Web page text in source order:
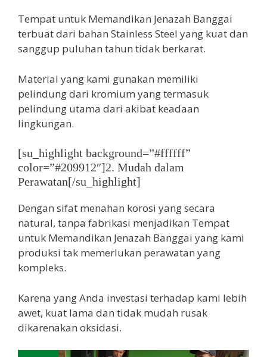
Tempat untuk Memandikan Jenazah Banggai
terbuat dari bahan Stainless Steel yang kuat dan
sanggup puluhan tahun tidak berkarat.
Material yang kami gunakan memiliki
pelindung dari kromium yang termasuk
pelindung utama dari akibat keadaan
lingkungan.
[su_highlight background=”#ffffff”
color=”#209912″]2. Mudah dalam
Perawatan[/su_highlight]
Dengan sifat menahan korosi yang secara
natural, tanpa fabrikasi menjadikan Tempat
untuk Memandikan Jenazah Banggai yang kami
produksi tak memerlukan perawatan yang
kompleks.
Karena yang Anda investasi terhadap kami lebih
awet, kuat lama dan tidak mudah rusak
dikarenakan oksidasi.